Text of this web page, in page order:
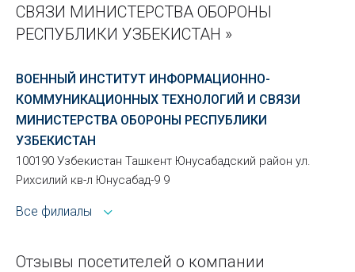
СВЯЗИ МИНИСТЕРСТВА ОБОРОНЫ
РЕСПУБЛИКИ УЗБЕКИСТАН »
ВОЕННЫЙ ИНСТИТУТ ИНФОРМАЦИОННО-
КОММУНИКАЦИОННЫХ ТЕХНОЛОГИЙ И СВЯЗИ
МИНИСТЕРСТВА ОБОРОНЫ РЕСПУБЛИКИ
УЗБЕКИСТАН
100190 Узбекистан Ташкент Юнусабадский район ул.
Рихсилий кв-л Юнусабад-9 9
Все филиалы
Отзывы посетителей о компании